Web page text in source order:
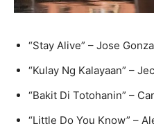
“Stay Alive” – Jose
“Kulay Ng Kalayaan” –
“Bakit Di Totohanin” –
“Little Do You Know” –